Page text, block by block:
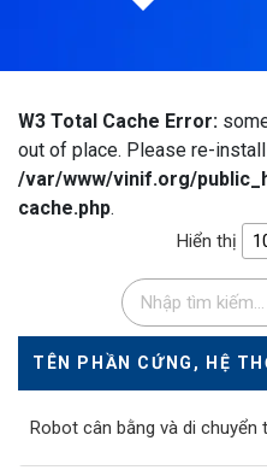
W3 Total Cache Error:
out of place. Please re-
/var/www/vinif.org/
cache.php.
Hiển thị
TÊN PHẦN CỨNG, HỆ
Robot cân bằng và di